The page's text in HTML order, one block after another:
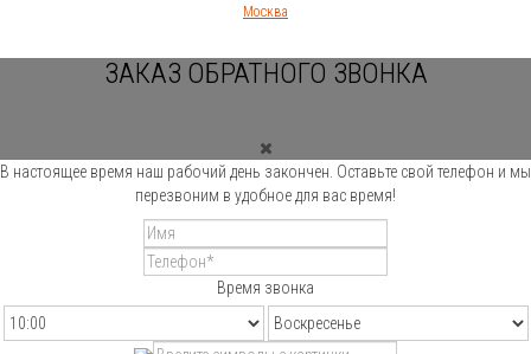
Москва
ЗАКАЗ ОБРАТНОГО ЗВОНКА
В настоящее время наш рабочий день закончен. Оставьте свой телефон и мы
перезвоним в удобное для вас время!
Время звонка